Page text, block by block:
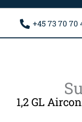
+45 73 70 70
1,2 GL